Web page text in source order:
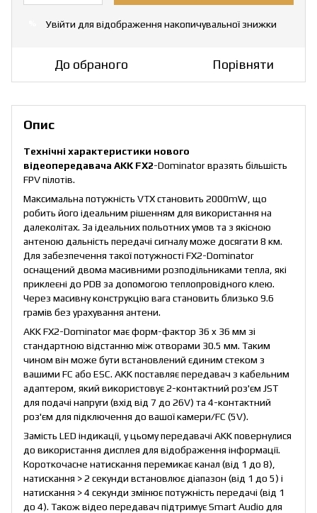
Увійти для відображення накопичувальної знижки
До обраного Порівняти
Опис
Технічні характеристики нового
відеопередавача AKK FX2-Dominator вразять більшість
FPV пілотів.
Максимальна потужність VTX становить 2000mW, що
робить його ідеальним рішенням для використання на
далеколітах. За ідеальних польотних умов та з якісною
антеною дальність передачі сигналу може досягати 8 км.
Для забезпечення такої потужності FX2-Dominator
оснащений двома масивними розподільниками тепла, які
приклеєні до PDB за допомогою теплопровідного клею.
Через масивну конструкцію вага становить близько 9.6
грамів без урахування антени.
AKK FX2-Dominator має форм-фактор 36 x 36 мм зі
стандартною відстанню між отворами 30.5 мм. Таким
чином він може бути встановлений єдиним стеком з
вашими FC або ESC. AKK поставляє передавач з кабельним
адаптером, який використовує 2-контактний роз'єм JST
для подачі напруги (вхід від 7 до 26V) та 4-контактний
роз'єм для підключення до вашої камери/FC (5V).
Замість LED індикації, у цьому передавачі AKK повернулися
до використання дисплея для відображення інформації.
Короткочасне натискання перемикає канал (від 1 до 8),
натискання > 2 секунди встановлює діапазон (від 1 до 5) і
натискання > 4 секунди змінює потужність передачі (від 1
до 4). Також відео передавач підтримує Smart Audio для